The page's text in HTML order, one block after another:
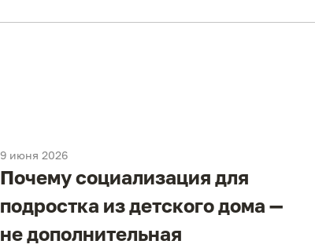
9 июня 2026
Почему социализация для
подростка из детского дома —
не дополнительная